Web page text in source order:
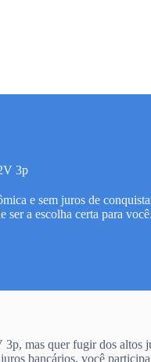
3p
e sem juros de
ser a escolha certa para você.
mas quer fugir dos altos
bancários, você